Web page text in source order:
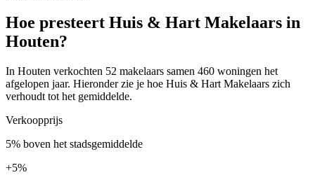
Hoe presteert Huis & Hart Makelaars in
Houten?
In Houten verkochten 52 makelaars samen 460 woningen het
afgelopen jaar. Hieronder zie je hoe Huis & Hart Makelaars zich
verhoudt tot het gemiddelde.
Verkoopprijs
5% boven het stadsgemiddelde
+5%